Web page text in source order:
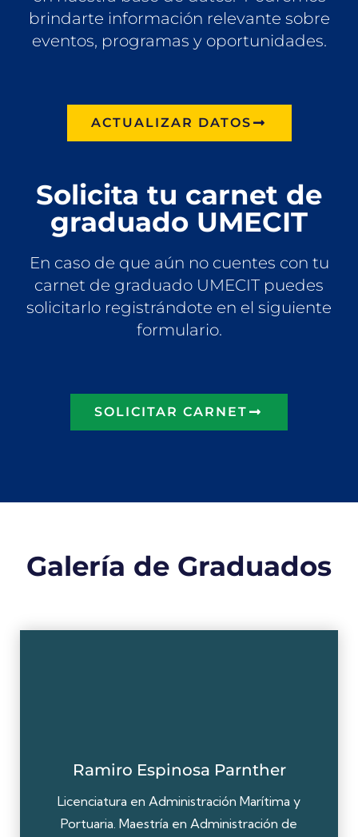
brindarte información relevante sobre
eventos, programas y oportunidades.
ACTUALIZAR DATOS
Solicita tu carnet de
graduado UMECIT
En caso de que aún no cuentes con tu
carnet de graduado UMECIT puedes
solicitarlo registrándote en el siguiente
formulario.
SOLICITAR CARNET
Galería de Graduados
Ramiro Espinosa Parnther
Licenciatura en Administración Marítima y
Portuaria. Maestría en Administración de